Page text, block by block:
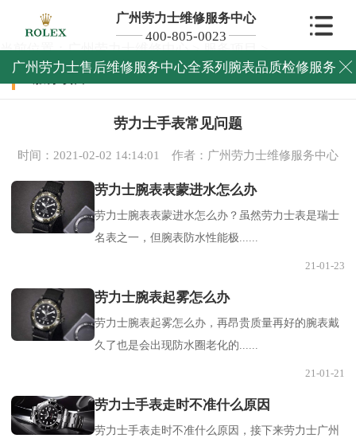
广州劳力士维修服务中心
400-805-0023
广州劳力士售后维修服务中心全系列腕表品质检修服务 
当前位置：广州劳力士维修中心>服务项目>
服务项目
劳力士手表常见问题
时间：2021-02-02 14:14:01 作者：广州劳力士维修服务中心
劳力士腕表表蒙进水怎么办
劳力士腕表表蒙进水怎么办？虽然劳力士表是瑞士
名表之一，但腕表防水性能极......
21-01-23
劳力士腕表起雾怎么办
劳力士腕表起雾怎么办，再昂贵质量再好的腕表戴
久了也是会出现防水圈老化的......
21-01-21
劳力士手表走时不准什么原因
劳力士手表走时不准什么原因，接下来劳力士广州